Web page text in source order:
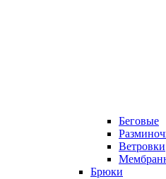
Беговые
Ветровки
Брюки